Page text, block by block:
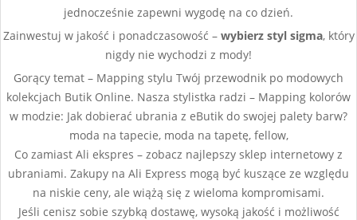
jednocześnie zapewni wygodę na co dzień.
Zainwestuj w jakość i ponadczasowość – wybierz styl sigma, który
nigdy nie wychodzi z mody!
Gorący temat – Mapping stylu Twój przewodnik po modowych
kolekcjach Butik Online. Nasza stylistka radzi – Mapping kolorów
w modzie: Jak dobierać ubrania z eButik do swojej palety barw?
moda na tapecie, moda na tapetę, fellow,
Co zamiast Ali ekspres – zobacz najlepszy sklep internetowy z
ubraniami. Zakupy na Ali Express mogą być kuszące ze względu
na niskie ceny, ale wiążą się z wieloma kompromisami.
Jeśli cenisz sobie szybką dostawę, wysoką jakość i możliwość